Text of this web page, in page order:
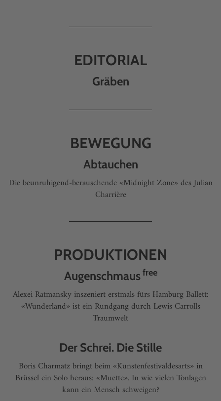
EDITORIAL
Gräben
BEWEGUNG
Abtauchen
Die beunruhigend-berauschende «Midnight Zone» des Julian
Charrière
PRODUKTIONEN
Augenschmaus free
Alexei Ratmansky inszeniert erstmals fürs Hamburg Ballett:
«Wunderland» ist ein Rundgang durch Lewis Carrolls
Traumwelt
Der Schrei. Die Stille
Boris Charmatz bringt beim «Kunstenfestivaldesarts» in
Brüssel ein Solo heraus: «Muette». In wie vielen Tonlagen
kann ein Mensch schweigen?